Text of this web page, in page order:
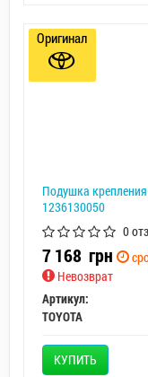
Подушка крепления
1236130050
0
7 168 грн
Невозврат
Артикул:
TOYOTA
КУПИТЬ
Оригинал